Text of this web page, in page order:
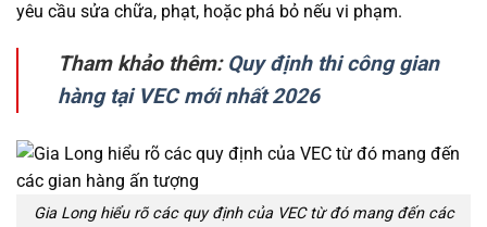
yêu cầu sửa chữa, phạt, hoặc phá bỏ nếu vi phạm.
Tham khảo thêm: Quy định thi công gian
hàng tại VEC mới nhất 2026
Gia Long hiểu rõ các quy định của VEC từ đó mang đến các